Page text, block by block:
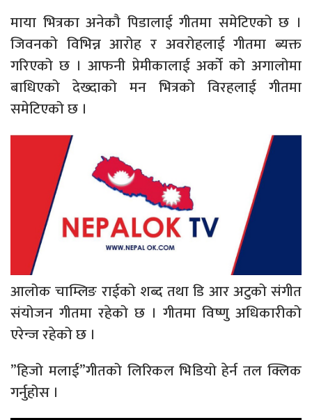
माया भित्रका अनेकौ पिडालाई गीतमा समेटिएको छ ।
जिवनको विभिन्न आरोह र अवरोहलाई गीतमा ब्यक्त
गरिएको छ । आफनी प्रेमीकालाई अर्को को अगालोमा
बाधिएको देख्दाको मन भित्रको विरहलाई गीतमा
समेटिएको छ ।
आलोक चाम्लिङ राईको शब्द तथा डि आर अटुको संगीत
संयोजन गीतमा रहेको छ । गीतमा विष्णु अधिकारीको
एरेन्ज रहेको छ ।
”हिजो मलाई”गीतको लिरिकल भिडियो हेर्न तल क्लिक
गर्नुहोस ।